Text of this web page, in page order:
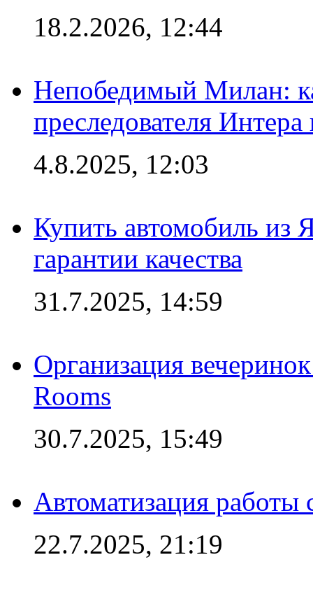
18.2.2026, 12:44
Непобедимый Милан:
преследователя
4.8.2025, 12:03
Купить автомобиль из
гарантии качества
31.7.2025, 14:59
Организация
Rooms
30.7.2025, 15:49
Автоматизация работы
22.7.2025, 21:19